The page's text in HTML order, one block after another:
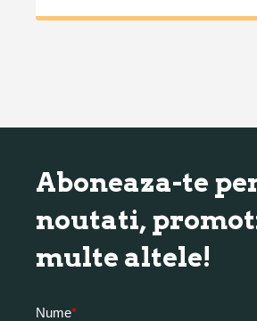
Aboneaza-te
noutati,
multe altele!
Nume*